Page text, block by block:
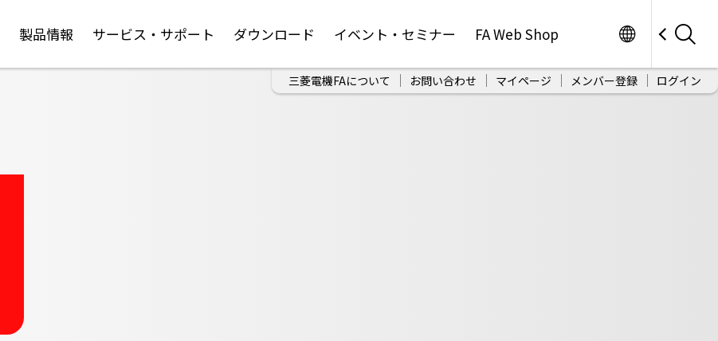
製品情報 サービス・サポート ダウンロード イベント・セミナー FA Web Shop
三菱電機FAについて お問い合わせ マイページ メンバー登録 ログイン